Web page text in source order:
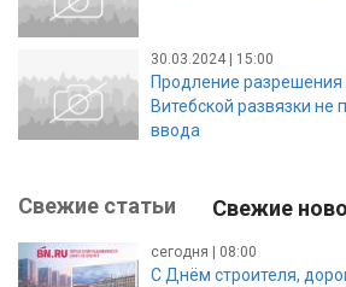
30.03.2024 | 15:00
Продление разрешения
Витебской развязки не
ввода
Свежие статьи Свежие
сегодня | 08:00
С Днём строителя,